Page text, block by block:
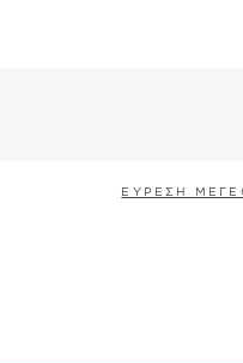
ΕΥΡΕΣΗ